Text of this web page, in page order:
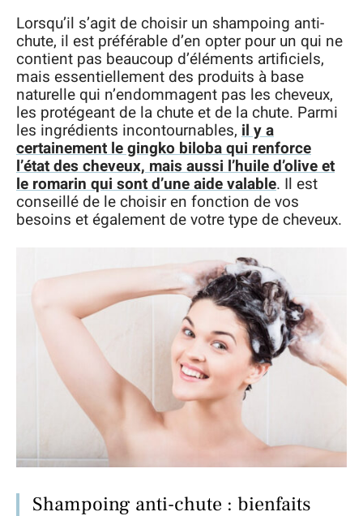
Lorsqu’il s’agit de choisir un shampoing anti-
chute, il est préférable d’en opter pour un qui ne
contient pas beaucoup d’éléments artificiels,
mais essentiellement des produits à base
naturelle qui n’endommagent pas les cheveux,
les protégeant de la chute et de la chute. Parmi
les ingrédients incontournables, il y a
certainement le gingko biloba qui renforce
l’état des cheveux, mais aussi l’huile d’olive et
le romarin qui sont d’une aide valable. Il est
conseillé de le choisir en fonction de vos
besoins et également de votre type de cheveux.
Shampoing anti-chute : bienfaits